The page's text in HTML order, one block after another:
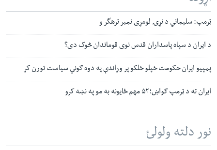
ټرمپ: سلیماني د نړۍ لومړی نمبر ترهگر و
د ایران د سپاه پاسداران قدس نوی قوماندان څوک دی؟
پمپیو ایران حکومت خپلو خلکو پر وړاندې په دوه ګوني سیاست تورن کړ
ایران ته د ټرمپ ګواښ؛ ۵۲ مهم ځایونه به مو په نښه کړو
نور دلته ولولئ